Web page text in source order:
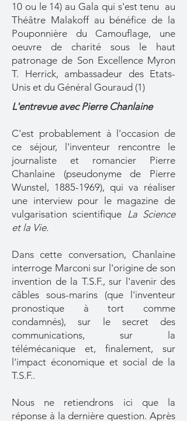
10 ou le 14) au Gala qui s'est tenu au
Théâtre Malakoff au bénéfice de la
Pouponnière du Camouflage, une
oeuvre de charité sous le haut
patronage de Son Excellence Myron
T. Herrick, ambassadeur des Etats-
Unis et du Général Gouraud (1)
L'entrevue avec Pierre Chanlaine
C'est probablement à l'occasion de
ce séjour, l'inventeur rencontre le
journaliste et romancier Pierre
Chanlaine (pseudonyme de Pierre
Wunstel, 1885-1969), qui va réaliser
une interview pour le magazine de
vulgarisation scientifique La Science
et la Vie.
Dans cette conversation, Chanlaine
interroge Marconi sur l'origine de son
invention de la T.S.F., sur l'avenir des
câbles sous-marins (que l'inventeur
pronostique à tort comme
condamnés), sur le secret des
communications, sur la
télémécanique et, finalement, sur
l'impact économique et social de la
T.S.F..
Nous ne retiendrons ici que la
réponse à la dernière question. Après